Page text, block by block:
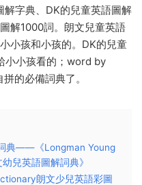
字典、DK的兒童英語圖解
解1000詞。朗文兒童英語
小孩和小孩的。DK的兒童
小小孩看的；word by
的必備詞典了。
典——《Longman Young
兒英語圖解詞典》
朗文少兒英語彩圖